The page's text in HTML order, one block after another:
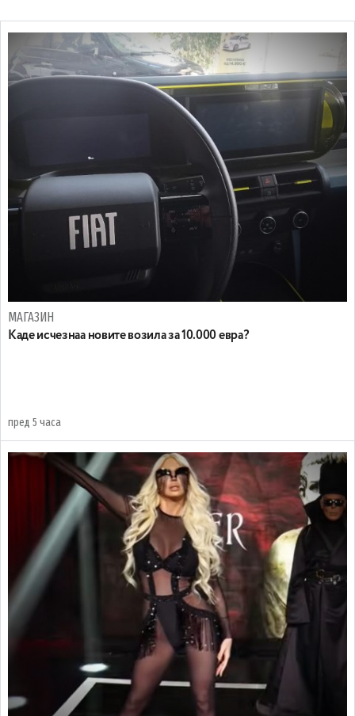
МАГАЗИН
Каде исчезнаа новите возила за 10.000 евра?
пред 5 часа